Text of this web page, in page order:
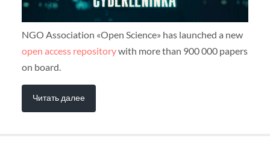
NGO Association «Open Science» has launched a new
open access repositorywith more than 900 000 papers
on board.
Читать далее